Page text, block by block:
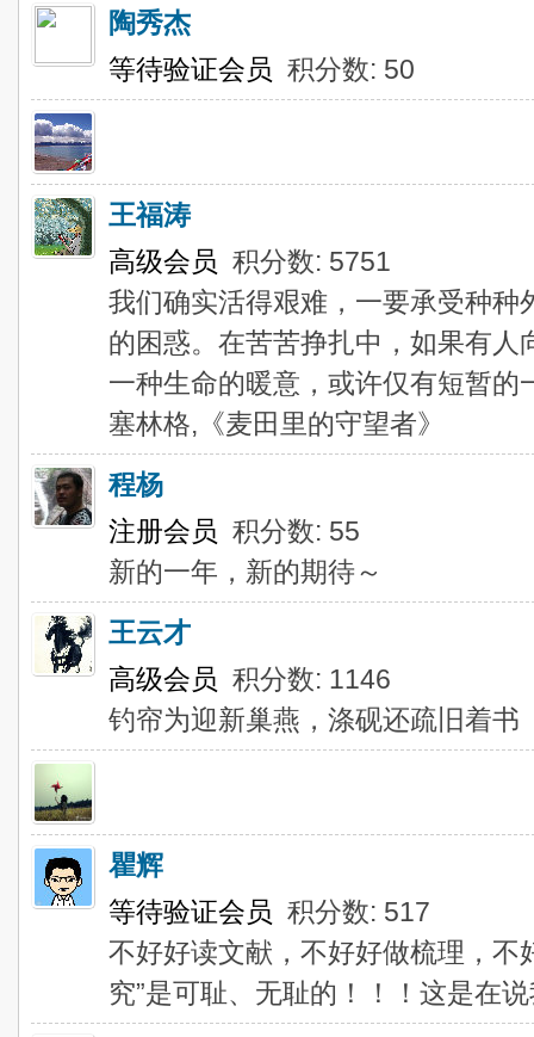
陶秀杰
等待验证会员 积分数: 50
王福涛
高级会员 积分数: 5751
我们确实活得艰难，一要承受种
的困惑。在苦苦挣扎中，如果有
一种生命的暖意，或许仅有短暂
塞林格,《麦田里的守望者》
程杨
注册会员 积分数: 55
新的一年，新的期待～
王云才
高级会员 积分数: 1146
钓帘为迎新巢燕，涤砚还疏旧着书
瞿辉
等待验证会员 积分数: 517
不好好读文献，不好好做梳理，不
究”是可耻、无耻的！！！这是在